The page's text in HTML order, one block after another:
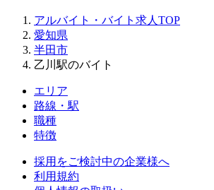
アルバイト・バイト求人TOP
愛知県
半田市
乙川駅のバイト
エリア
路線・駅
職種
特徴
採用をご検討中の企業様へ
利用規約